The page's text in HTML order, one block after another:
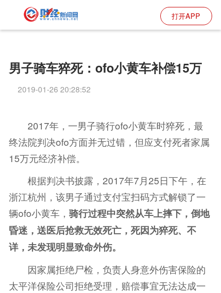
打开APP
男子骑车猝死：ofo小黄车补偿15万
2019-01-26 20:28:52
2017年，一男子骑行ofo小黄车时猝死，最
终法院判决ofo方面并无过错，但应支付死者家属
15万元经济补偿。
根据判决书披露，2017年7月25日下午，在
浙江杭州，该男子通过支付宝扫码方式解锁了一
辆ofo小黄车， 骑行过程中突然从车上摔下，倒地
昏迷，送医后抢救无效死亡，死因为猝死、不
详，未发现明显致命外伤。
因家属拒绝尸检，负责人身意外伤害保险的
太平洋保险公司拒绝受理，赔偿事宜无法达成一